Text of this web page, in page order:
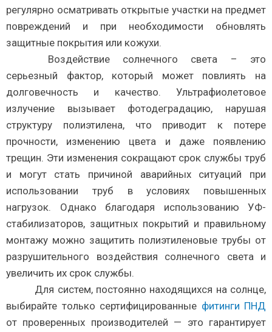
регулярно осматривать открытые участки на предмет
повреждений и при необходимости обновлять
защитные покрытия или кожухи.
Воздействие солнечного света – это
серьезный фактор, который может повлиять на
долговечность и качество. Ультрафиолетовое
излучение вызывает фотодеградацию, нарушая
структуру полиэтилена, что приводит к потере
прочности, изменению цвета и даже появлению
трещин. Эти изменения сокращают срок службы труб
и могут стать причиной аварийных ситуаций при
использовании труб в условиях повышенных
нагрузок. Однако благодаря использованию УФ-
стабилизаторов, защитных покрытий и правильному
монтажу можно защитить полиэтиленовые трубы от
разрушительного воздействия солнечного света и
увеличить их срок службы.
Для систем, постоянно находящихся на солнце,
выбирайте только сертифицированные фитинги ПНД
от проверенных производителей — это гарантирует